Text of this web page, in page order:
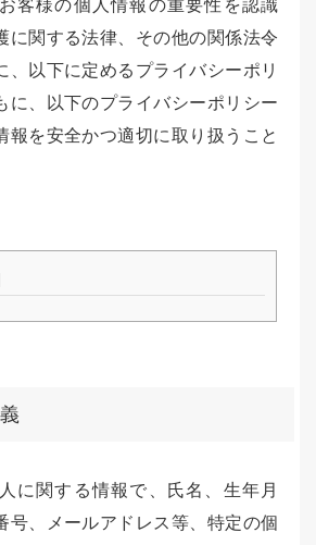
客様の個人情報の重要性を認識
に関する法律、その他の関係法令
、以下に定めるプライバシーポリ
に、以下のプライバシーポリシー
報を安全かつ適切に取り扱うこと
に関する情報で、氏名、生年月
号、メールアドレス等、特定の個